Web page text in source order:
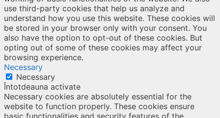
use third-party cookies that help us analyze and
understand how you use this website. These cookies will
be stored in your browser only with your consent. You
also have the option to opt-out of these cookies. But
opting out of some of these cookies may affect your
browsing experience.
Necessary
Necessary
Întotdeauna activate
Necessary cookies are absolutely essential for the
website to function properly. These cookies ensure